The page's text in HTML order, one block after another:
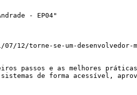
- EP04"
12/torne-se-um-desenvolvedor-
passos e as melhores
de forma acessível,